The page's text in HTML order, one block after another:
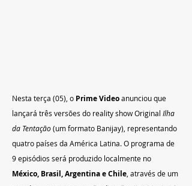
Nesta terça (05), o Prime Video anunciou que
lançará três versões do reality show Original Ilha
da Tentação (um formato Banijay), representando
quatro países da América Latina. O programa de
9 episódios será produzido localmente no
México, Brasil, Argentina e Chile , através de um